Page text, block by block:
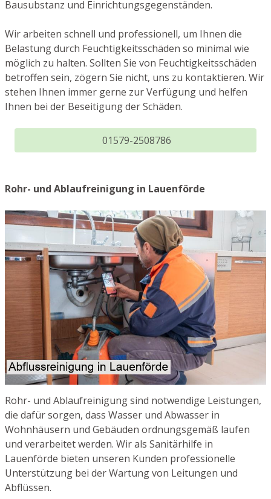
Bausubstanz und Einrichtungsgegenständen.
Wir arbeiten schnell und professionell, um Ihnen die
Belastung durch Feuchtigkeitsschäden so minimal wie
möglich zu halten. Sollten Sie von Feuchtigkeitsschäden
betroffen sein, zögern Sie nicht, uns zu kontaktieren. Wir
stehen Ihnen immer gerne zur Verfügung und helfen
Ihnen bei der Beseitigung der Schäden.
01579-2508786
Rohr- und Ablaufreinigung in Lauenförde
Rohr- und Ablaufreinigung sind notwendige Leistungen,
die dafür sorgen, dass Wasser und Abwasser in
Wohnhäusern und Gebäuden ordnungsgemäß laufen
und verarbeitet werden. Wir als Sanitärhilfe in
Lauenförde bieten unseren Kunden professionelle
Unterstützung bei der Wartung von Leitungen und
Abflüssen.